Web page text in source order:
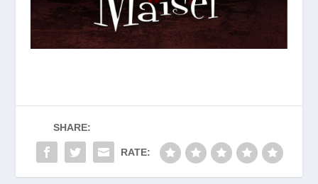
SHARE:
RATE: